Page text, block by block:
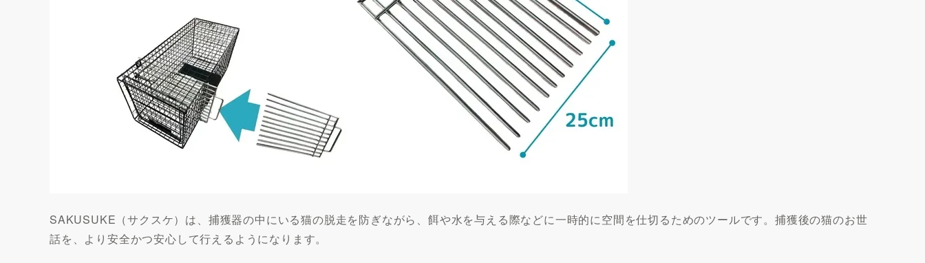
SAKUSUKE（サクスケ）は、捕獲器の中にいる猫の脱走を防ぎながら、餌や水を与える際などに一時的に空間を仕切るためのツールです。捕獲後の猫のお世
話を、より安全かつ安心して行えるようになります。